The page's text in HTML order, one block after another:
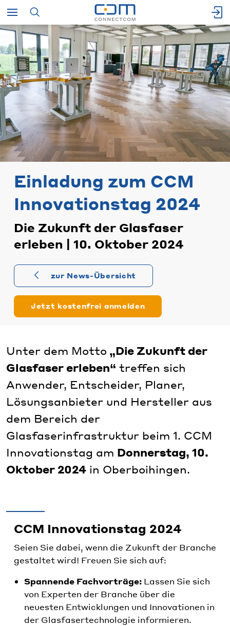
Start News
Einladung zum CCM
Innovationstag 2024
Die Zukunft der Glasfaser
erleben | 10. Oktober 2024
zur News-Übersicht
Jetzt kostenfrei anmelden
Unter dem Motto „Die Zukunft der
Glasfaser erleben“ treffen sich
Anwender, Entscheider, Planer,
Lösungsanbieter und Hersteller aus
dem Bereich der
Glasfaserinfrastruktur beim 1. CCM
Innovationstag am Donnerstag, 10.
Oktober 2024 in Oberboihingen.
CCM Innovationstag 2024
Seien Sie dabei, wenn die Zukunft der Branche
gestaltet wird! Freuen Sie sich auf:
Spannende Fachvorträge: Lassen Sie sich
von Experten der Branche über die
neuesten Entwicklungen und Innovationen in
der Glasfasertechnologie informieren.